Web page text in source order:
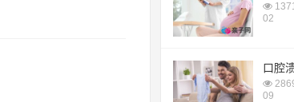
02
口腔
09